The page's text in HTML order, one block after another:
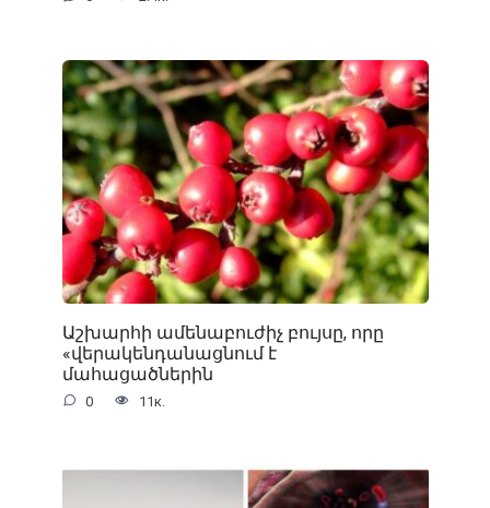
Աշխարհի ամենաբուժիչ բույսը, որը
«վերակենդանացնում է
մահացածներին
0 11к.